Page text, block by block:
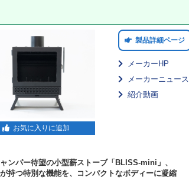
お気に入りに追加
製品詳細ページ
メーカーHP
メーカーニュース
紹介動画
ンパー待望の小型薪ストーブ「BLISS-mini」、
持つ特別な機能を、コンパクトなボディーに凝縮